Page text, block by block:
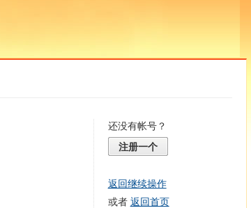
还没有帐号？
注册一个
返回继续操作
或者 返回首页